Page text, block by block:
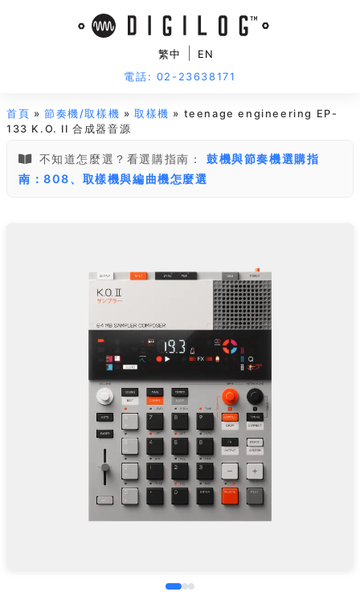
繁中
EN
電話: 02-23638171
首頁 »節奏機/取樣機 »取樣機 » teenage engineering EP-
133 K.O. II 合成器音源
不知道怎麼選？看選購指南：
鼓機與節奏機選購指
南：808、取樣機與編曲機怎麼選